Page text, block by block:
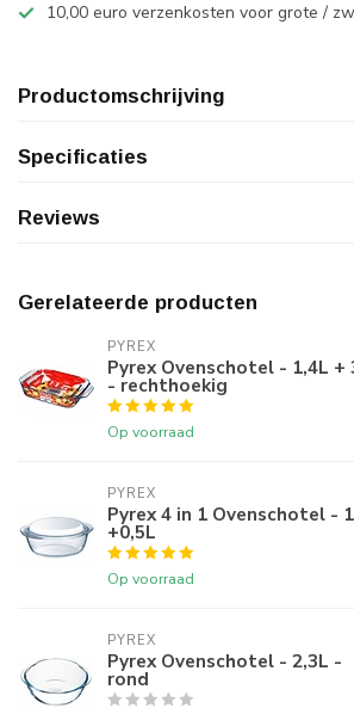
10,00 euro verzenkosten voor grote /
Productomschrijving
Specificaties
Reviews
Gerelateerde producten
PYREX
Pyrex Ovenschotel - 1,4L +
- rechthoekig
Op voorraad
PYREX
Pyrex 4 in 1 Ovenschotel -
+0,5L
Op voorraad
PYREX
Pyrex Ovenschotel - 2,3L -
rond